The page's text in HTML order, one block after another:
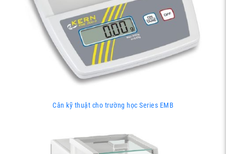
Cân kỹ thuật cho trường học Series EMB